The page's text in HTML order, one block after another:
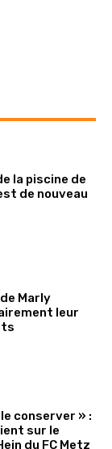
la piscine de
de nouveau
Marly
leur
conserver » :
sur le
du FC Metz